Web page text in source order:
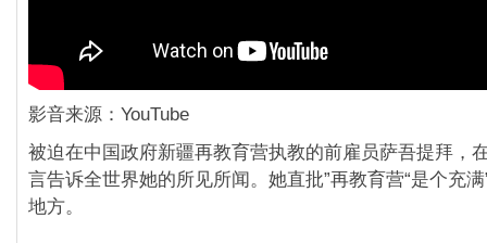
影音来源：YouTube
被迫在中国政府新疆再教育营执教的前雇员萨吾提拜，
言告诉全世界她的所见所闻。她直批”再教育营“是个充满
地方。